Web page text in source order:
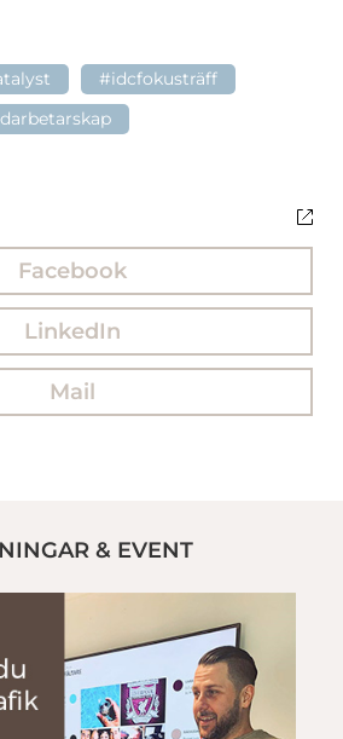
#idcfokusträff
Facebook
LinkedIn
Mail
& EVENT